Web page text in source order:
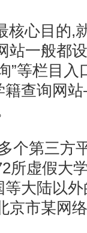
心目的,
站一般都
”等栏目
籍查询网
第三方
所虚假大
大陆以
京市某网